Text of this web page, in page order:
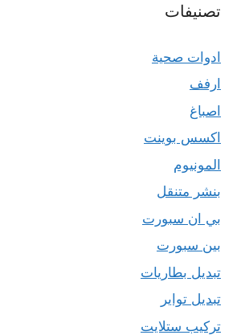
تصنيفات
ادوات صحية
ارفف
اصباغ
اكسس بوينت
المونيوم
بنشر متنقل
بي ان سبورت
بين سبورت
تبديل بطاريات
تبديل تواير
تركيب ستلايت